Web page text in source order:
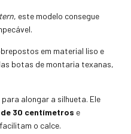
, este modelo consegue
em material liso e
botas de montaria texanas,
alongar a silhueta. Ele
30 centímetros e
o calce.